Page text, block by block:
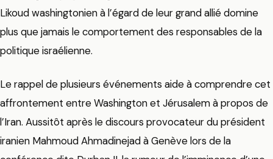
Likoud washingtonien à l’égard de leur grand allié domine
plus que jamais le comportement des responsables de la
politique israélienne.
Le rappel de plusieurs événements aide à comprendre cet
affrontement entre Washington et Jérusalem à propos de
l’Iran. Aussitôt après le discours provocateur du président
iranien Mahmoud Ahmadinejad à Genève lors de la